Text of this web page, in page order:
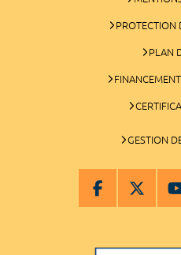
PROTECTION
PLAN
GESTION